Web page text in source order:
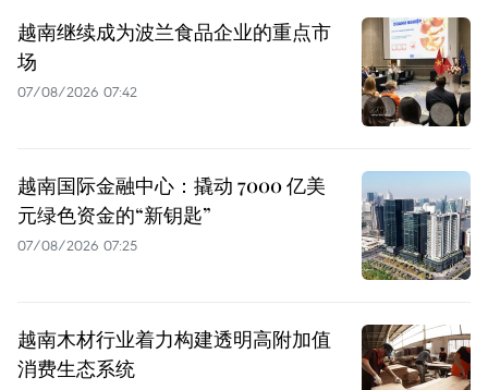
越南继续成为波兰食品企业的重点市
场
07/08/2026 07:42
越南国际金融中心：撬动 7000 亿美
元绿色资金的“新钥匙”
07/08/2026 07:25
越南木材行业着力构建透明高附加值
消费生态系统